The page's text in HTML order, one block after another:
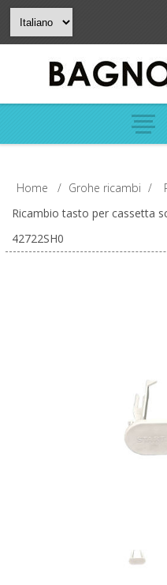
Home / Grohe ricambi /
Ricambio tasto per cassetta
42722SH0